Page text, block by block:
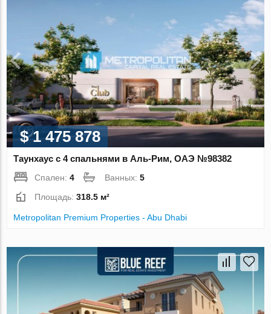
$ 1 475 878
Таунхаус с 4 спальнями в Аль-Рим, ОАЭ №98382
Спален:4 Ванных:5
Площадь:318.5 м²
Metropolitan Premium Properties - Abu Dhabi